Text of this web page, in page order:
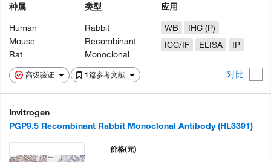
高级验证 1篇参考文献 对比
种属
Human
Mouse
Rat
类型
Rabbit
Recombinant
Monoclonal
应用
WB
IHC (P)
ICC/IF
ELISA IP
Invitrogen
PGP9.5 Recombinant Rabbit Monoclonal Antibody (HL3391)
价格(元)